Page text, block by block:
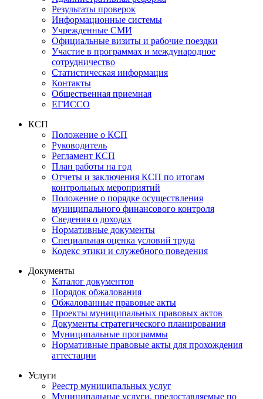
Результаты проверок
Информационные системы
Учрежденные СМИ
Официальные визиты и рабочие поездки
Участие в программах и международное
сотрудничество
Статистическая информация
Контакты
Общественная приемная
ЕГИССО
КСП
Положение о КСП
Руководитель
Регламент КСП
План работы на год
Отчеты и заключения КСП по итогам
контрольных мероприятий
Положение о порядке осуществления
муниципального финансового контроля
Сведения о доходах
Нормативные документы
Специальная оценка условий труда
Кодекс этики и служебного поведения
Документы
Каталог документов
Порядок обжалования
Обжалованные правовые акты
Проекты муниципальных правовых актов
Документы стратегического планирования
Муниципальные программы
Нормативные правовые акты для прохождения
аттестации
Услуги
Реестр муниципальных услуг
Муниципальные услуги, предоставляемые по